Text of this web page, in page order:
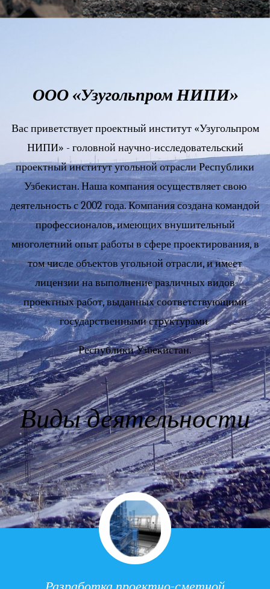
ООО «Узугольпром НИПИ»
Вас приветствует проектный институт «Узугольпром
НИПИ» - головной научно-исследовательский
проектный институт угольной отрасли Республики
Узбекистан. Наша компания осуществляет свою
деятельность с 2002 года. Компания создана командой
профессионалов, имеющих внушительный
многолетний опыт работы в сфере проектирования, в
том числе объектов угольной отрасли, и имеет
лицензии на выполнение различных видов
проектных работ, выданных соответствующими
государственными структурами
Республики Узбекистан.
Виды деятельности